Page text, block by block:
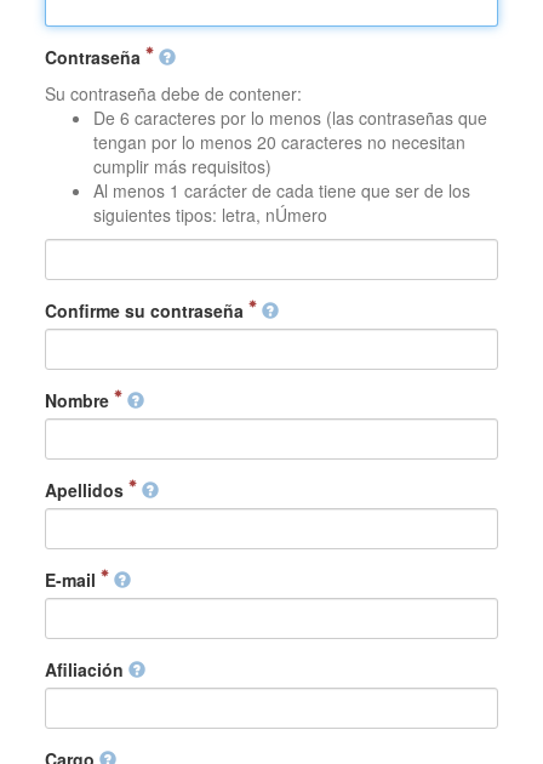
Contraseña
Su contraseña debe de contener:
De 6 caracteres por lo menos (las contraseñas que
tengan por lo menos 20 caracteres no necesitan
cumplir más requisitos)
Al menos 1 carácter de cada tiene que ser de los
siguientes tipos: letra, nÚmero
Confirme su contraseña
Nombre
Apellidos
E-mail
Afiliación
Cargo